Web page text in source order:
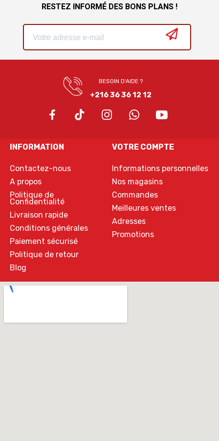
RESTEZ INFORMÉ DES BONS PLANS !
BESOIN D'AIDE ?
+216 36 36 12 12
INFORMATION
Contactez-nous
A propos
Politique de
Confidentialité
Livraison rapide
Conditions générales
Paiement sécurisé
Politique de retour
Blog
VOTRE COMPTE
Informations personnelles
Nos magasins
Commandes
Meilleures ventes
Adresses
Promotions